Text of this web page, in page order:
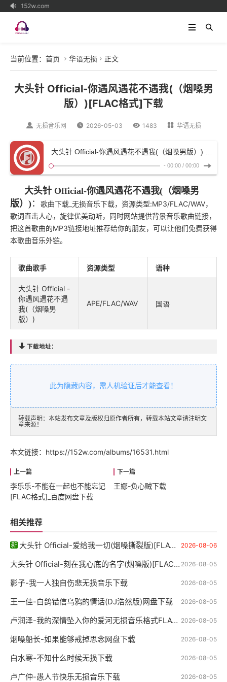

在：152w.com
当前位置： 首页  华语无损  正文
大头针 Official-你遇风遇花不遇我(（烟嗓男
版）)[FLAC格式]下载
 无损音乐网  2026-05-03  1483  华语无损
大头针 Official-你遇风遇花不遇我(（烟嗓男版）) - Error
- 00:00 / 00:00
大头针 Official-你遇风遇花不遇我(（烟嗓男
版）)： 歌曲下载_无损音乐下载，资源类型:MP3/FLAC/WAV，
歌词直击人心，旋律优美动听，同时网站提供背景音乐歌曲链接，
把这首歌曲的MP3链接地址推荐给你的朋友，可以让他们免费获得
本歌曲音乐外链。
歌曲歌手 资源类型 语种
大头针 Official -
你遇风遇花不遇
我(（烟嗓男
版）)
APE/FLAC/WAV 国语
 下载地址：
此为隐藏内容，需人机验证后才能查看！
转载声明：本站发布文章及版权归原作者所有，转载本站文章请注明文
章来源！
本文链接： https://152w.com/albums/16531.html
李乐乐-不能在一起也不能忘记
[FLAC格式]_百度网盘下载
王娜-负心贼下载
相关推荐
2026-08-06
大头针 Official-爱给我一切(烟嗓撕裂版)[FLAC格式]_百度网盘下载
2026-08-05
大头针 Official-刻在我心底的名字(烟嗓版)[FLAC格式]下载
2026-08-05
影子-我一人独自伤悲无损音乐下载
2026-08-05
王一佳-白鸽错信乌鸦的情话(DJ浩然版)网盘下载
2026-08-05
卢润泽-我的深情坠入你的爱河无损音乐格式FLAC-APE-WAV下载
2026-08-05
烟嗓船长-如果能够戒掉思念网盘下载
2026-08-05
白水寒-不知什么时候无损下载
2026-08-05
卢广仲-愚人节快乐无损音乐下载